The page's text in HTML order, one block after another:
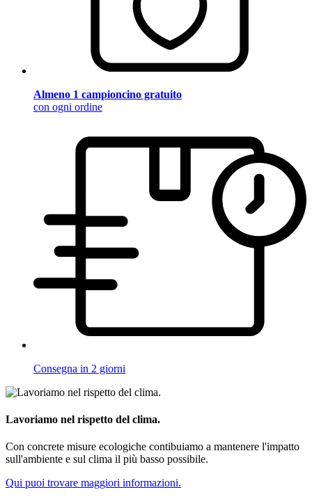
Almeno 1 campioncino gratuito
con ogni ordine
Consegna in 2 giorni
Lavoriamo nel rispetto del clima.
Con concrete misure ecologiche contibuiamo a mantenere l'impatto
sull'ambiente e sul clima il più basso possibile.
Qui puoi trovare maggiori informazioni.